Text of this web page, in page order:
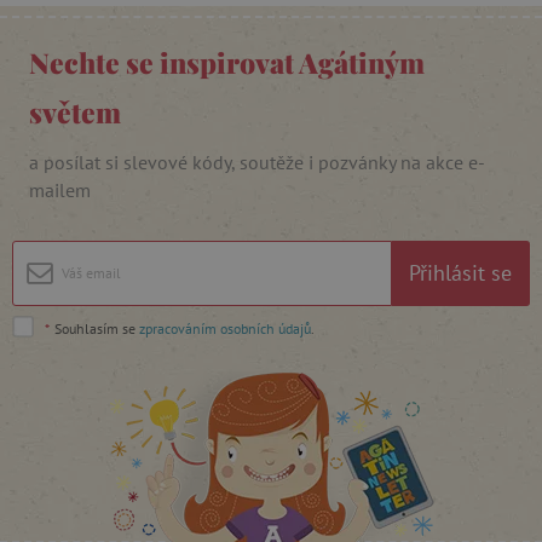
Nechte se inspirovat Agátiným
světem
a posílat si slevové kódy, soutěže i pozvánky na akce e-
mailem
Přihlásit se
* Souhlasím se zpracováním osobních údajů
_lb_ccc .agatinsvet.cz
cjConsent .agatinsvet.cz
Google Privacy Policy